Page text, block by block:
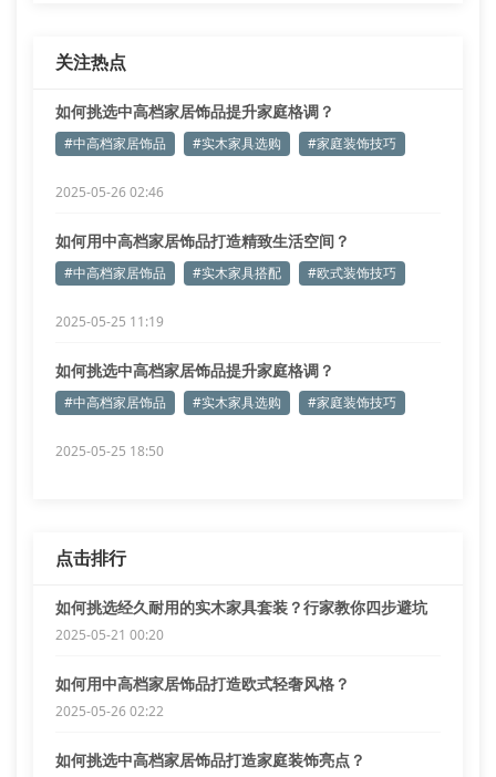
关注热点
如何挑选中高档家居饰品提升家庭格调？
#中高档家居饰品 #实木家具选购 #家庭装饰技巧
2025-05-26 02:46
如何用中高档家居饰品打造精致生活空间？
#中高档家居饰品 #实木家具搭配 #欧式装饰技巧
2025-05-25 11:19
如何挑选中高档家居饰品提升家庭格调？
#中高档家居饰品 #实木家具选购 #家庭装饰技巧
2025-05-25 18:50
点击排行
如何挑选经久耐用的实木家具套装？行家教你四步避坑
2025-05-21 00:20
如何用中高档家居饰品打造欧式轻奢风格？
2025-05-26 02:22
如何挑选中高档家居饰品打造家庭装饰亮点？